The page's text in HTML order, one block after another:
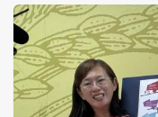
是，這場潮流雖
示了現代流行文
園區的藝術氛圍
施重新整裝，讓
鳴與花香的迷人氣息。 台北市擁
公園，並以112
河、淡水河、雙
致力於讓民眾感